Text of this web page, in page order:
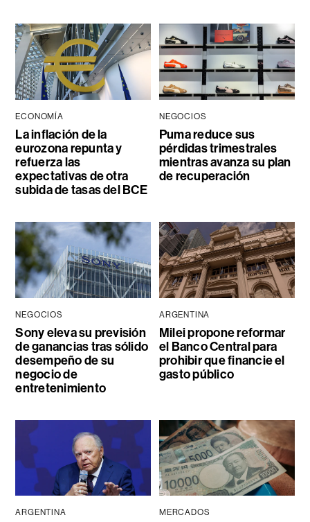
ECONOMÍA
La inflación de la
eurozona repunta y
refuerza las
expectativas de otra
subida de tasas del BCE
NEGOCIOS
Puma reduce sus
pérdidas trimestrales
mientras avanza su plan
de recuperación
NEGOCIOS
Sony eleva su previsión
de ganancias tras sólido
desempeño de su
negocio de
entretenimiento
ARGENTINA
Milei propone reformar
el Banco Central para
prohibir que financie el
gasto público
ARGENTINA MERCADOS